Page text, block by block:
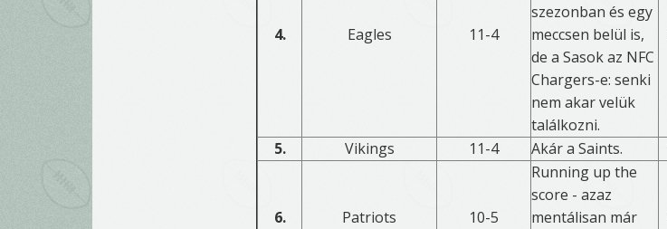
4. Eagles 11-4
szezonban és egy
meccsen belül is,
de a Sasok az NFC
Chargers-e: senki
nem akar velük
találkozni.
5. Vikings 11-4 Akár a Saints.
6. Patriots 10-5
Running up the
score - azaz
mentálisan már